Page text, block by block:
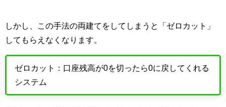
しかし、この手法の両建てをしてしまうと「ゼロカット」
してもらえなくなります。
ゼロカット：口座残高が0を切ったら0に戻してくれる
システム